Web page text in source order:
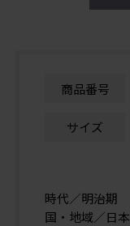
商品番号
サイズ
時代／明治期
国・地域／日本